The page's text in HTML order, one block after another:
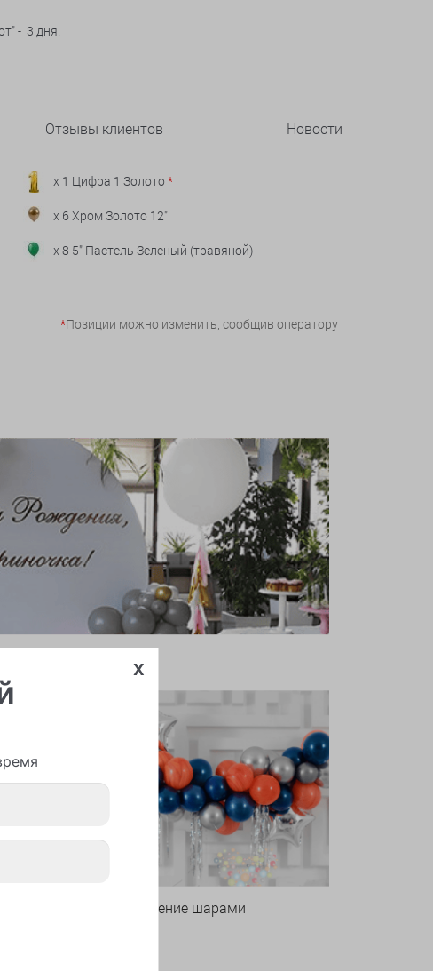
- 3 дня.
Отзывы клиентов Новости
x 1 Цифра 1 Золото *
x 6 Хром Золото 12"
x 8 5" Пастель Зеленый (травяной)
*Позиции можно изменить, сообщив оператору
Оформление шарами
x